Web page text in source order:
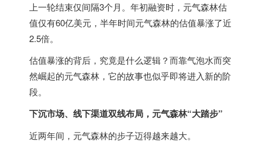
上一轮结束仅间隔3个月。年初融资时，元气森林估
值仅有60亿美元，半年时间元气森林的估值暴涨了近
2.5倍。
估值暴涨的背后，究竟是什么逻辑？而靠气泡水而突
然崛起的元气森林，它的故事也似乎即将进入新的阶
段。
下沉市场、线下渠道双线布局，元气森林“大踏步”
近两年间，元气森林的步子迈得越来越大。